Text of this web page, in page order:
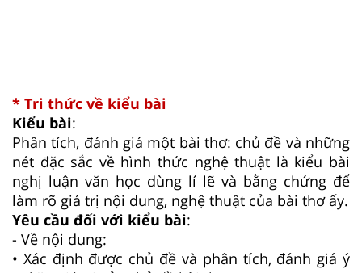
* Tri thức về kiểu bài
Kiểu bài:
Phân tích, đánh giá một bài thơ: chủ đề và những
nét đặc sắc về hình thức nghệ thuật là kiểu bài
nghị luận văn học dùng lí lẽ và bằng chứng để
làm rõ giá trị nội dung, nghệ thuật của bài thơ ấy.
Yêu cầu đối với kiểu bài:
- Về nội dung:
• Xác định được chủ đề và phân tích, đánh giá ý